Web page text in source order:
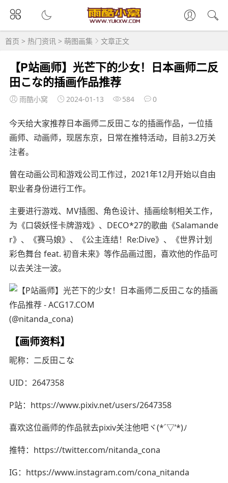
首页 > 热门资讯 > 萌图画集 文章正文
【P站画师】光芒下的少女！日本画师二反
田こな的插画作品推荐
雨酷小窝 2024-01-13 584 0
今天给大家推荐日本画师二反田こな的插画作品，一位插
画师、动画师，现居东京，日常在推特活动，目前3.2万关
注者。
曾在动画公司和游戏公司工作过，2021年12月开始以自由
职业者身份进行工作。
主要进行游戏、MV插图、角色设计、插画绘制相关工作，
为《口袋妖怪卡牌游戏》、DECO*27的歌曲《Salamande
r》、《赛马娘》、《公主连结！Re:Dive》、《世界计划
彩色舞台 feat. 初音未来》等作品画过图，喜欢他的作品可
以去关注一波。
(@nitanda_cona)
【画师资料】
昵称：二反田こな
UID：2647358
P站：https://www.pixiv.net/users/2647358
喜欢这位画师的作品就去pixiv关注他吧ヾ(*´▽‘*)ﾉ
推特：https://twitter.com/nitanda_cona
IG：https://www.instagram.com/cona_nitanda